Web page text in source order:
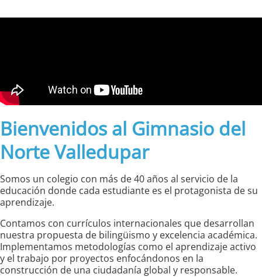
Bienvenidos al Gimnasio del
Norte Valledupar
Somos un colegio con más de 40 años al servicio de la
educación donde cada estudiante es el protagonista de su
aprendizaje.
Contamos con currículos internacionales que desarrollan
nuestra propuesta de bilingüismo y excelencia académica.
Implementamos metodologías como el aprendizaje activo
y el trabajo por proyectos enfocándonos en la
construcción de una ciudadanía global y responsable.